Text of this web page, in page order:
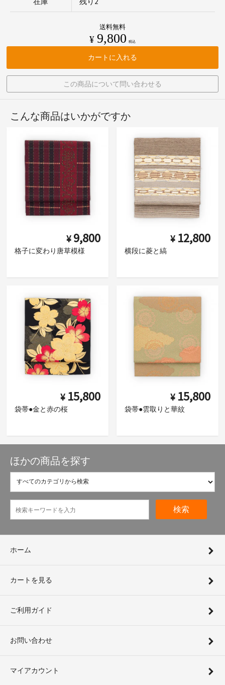
送料無料
¥9,800 税込
カートに入れる
この商品について問い合わせる
こんな商品はいかがですか
¥ 9,800
格子に変わり唐草模様
¥ 12,800
横段に菱と縞
¥ 15,800
袋帯●金と赤の桜
¥ 15,800
袋帯●雲取りと華紋
ほかの商品を探す
検索
ホーム
カートを見る
ご利用ガイド
お問い合わせ
マイアカウント